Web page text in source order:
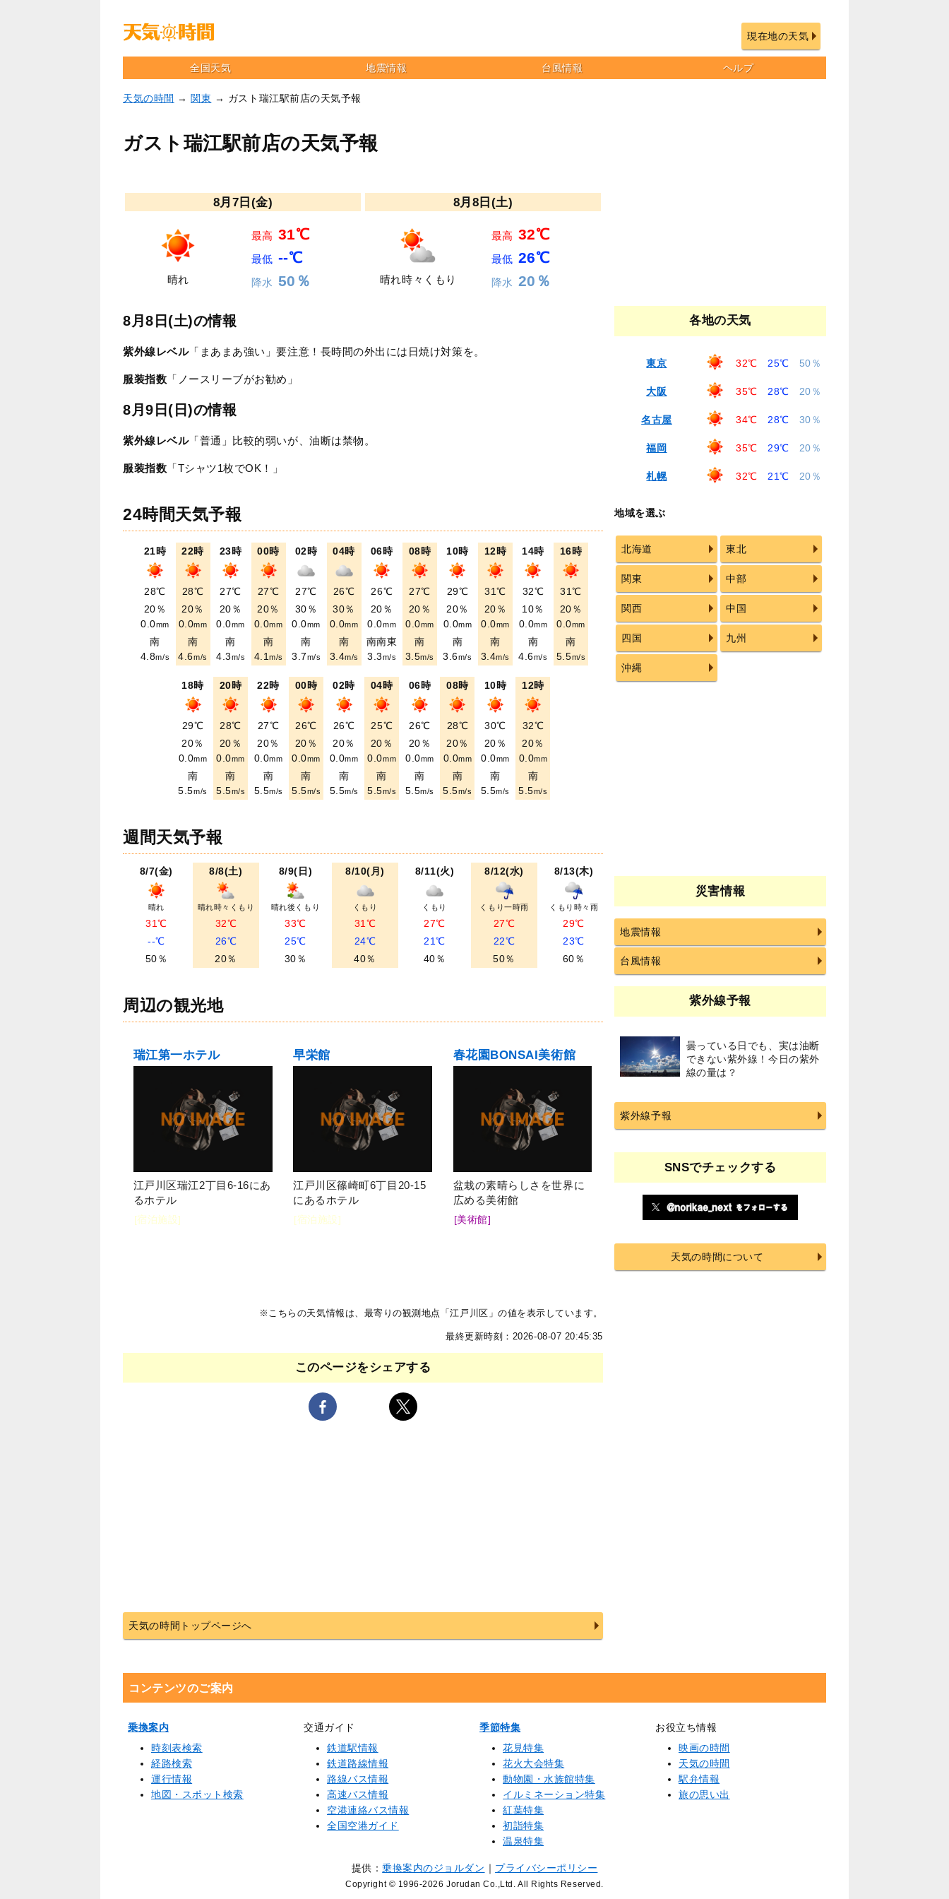
現在地の天気
全国天気 地震情報 台風情報 ヘルプ
天気の時間 → 関東 → ガスト瑞江駅前店の天気予報
ガスト瑞江駅前店の天気予報
8月7日(金)
晴れ
最高 31℃
最低 --℃
降水 50％
8月8日(土)
晴れ時々くもり
最高 32℃
最低 26℃
降水 20％
8月8日(土)の情報
紫外線レベル「まあまあ強い」要注意！長時間の外出には日焼け対策を。
服装指数 「ノースリーブがお勧め」
8月9日(日)の情報
紫外線レベル「普通」比較的弱いが、油断は禁物。
服装指数 「Tシャツ1枚でOK！」
24時間天気予報
21時
28℃
20％
0.0mm
南
4.8m/s
22時
28℃
20％
0.0mm
南
4.6m/s
23時
27℃
20％
0.0mm
南
4.3m/s
00時
27℃
20％
0.0mm
南
4.1m/s
02時
27℃
30％
0.0mm
南
3.7m/s
04時
26℃
30％
0.0mm
南
3.4m/s
06時
26℃
20％
0.0mm
南南東
3.3m/s
08時
27℃
20％
0.0mm
南
3.5m/s
10時
29℃
20％
0.0mm
南
3.6m/s
12時
31℃
20％
0.0mm
南
3.4m/s
14時
32℃
10％
0.0mm
南
4.6m/s
16時
31℃
20％
0.0mm
南
5.5m/s
18時
29℃
20％
0.0mm
南
5.5m/s
20時
28℃
20％
0.0mm
南
5.5m/s
22時
27℃
20％
0.0mm
南
5.5m/s
00時
26℃
20％
0.0mm
南
5.5m/s
02時
26℃
20％
0.0mm
南
5.5m/s
04時
25℃
20％
0.0mm
南
5.5m/s
06時
26℃
20％
0.0mm
南
5.5m/s
08時
28℃
20％
0.0mm
南
5.5m/s
10時
30℃
20％
0.0mm
南
5.5m/s
12時
32℃
20％
0.0mm
南
5.5m/s
週間天気予報
8/7(金)
晴れ
31℃
--℃
50％
8/8(土)
晴れ時々くもり
32℃
26℃
20％
8/9(日)
晴れ後くもり
33℃
25℃
30％
8/10(月)
くもり
31℃
24℃
40％
8/11(火)
くもり
27℃
21℃
40％
8/12(水)
くもり一時雨
27℃
22℃
50％
8/13(木)
くもり時々雨
29℃
23℃
60％
周辺の観光地
瑞江第一ホテル
江戸川区瑞江2丁目6-16にあ
るホテル
[宿泊施設]
早栄館
江戸川区篠崎町6丁目20-15
にあるホテル
[宿泊施設]
春花園BONSAI美術館
盆栽の素晴らしさを世界に
広める美術館
[美術館]
※こちらの天気情報は、最寄りの観測地点「江戸川区」の値を表示しています。
最終更新時刻：2026-08-07 20:45:35
このページをシェアする
各地の天気
東京 32℃ 25℃ 50％
大阪 35℃ 28℃ 20％
名古屋 34℃ 28℃ 30％
福岡 35℃ 29℃ 20％
札幌 32℃ 21℃ 20％
地域を選ぶ
北海道 東北
関東 中部
関西 中国
四国 九州
沖縄
災害情報
地震情報
台風情報
紫外線予報
曇っている日でも、実は油断
できない紫外線！今日の紫外
線の量は？
紫外線予報
SNSでチェックする
天気の時間について
天気の時間トップページへ
コンテンツのご案内
乗換案内
時刻表検索
経路検索
運行情報
地図・スポット検索
交通ガイド
鉄道駅情報
鉄道路線情報
路線バス情報
高速バス情報
空港連絡バス情報
全国空港ガイド
季節特集
花見特集
花火大会特集
動物園・水族館特集
イルミネーション特集
紅葉特集
初詣特集
温泉特集
お役立ち情報
映画の時間
天気の時間
駅弁情報
旅の思い出
提供：乗換案内のジョルダン ｜ プライバシーポリシー
Copyright © 1996-2026 Jorudan Co.,Ltd. All Rights Reserved.